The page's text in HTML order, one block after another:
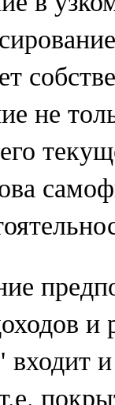
не
входит